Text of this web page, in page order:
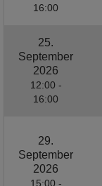
16:00
25.
September
2026
12:00 -
16:00
29.
September
2026
15:00 -